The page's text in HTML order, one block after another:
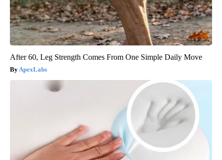
After 60, Leg Strength Comes From One Simple Daily Move
ApexLabs